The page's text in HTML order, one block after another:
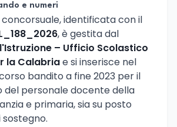
e numeri
identificata con il
, è gestita dal
– Ufficio Scolastico
la Calabriae si inserisce nel
bandito a fine 2023 per il
personale docente della
e primaria, sia su posto